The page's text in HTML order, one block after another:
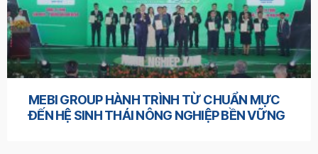
MEBI GROUP HÀNH TRÌNH TỪ CHUẨN MỰC
ĐẾN HỆ SINH THÁI NÔNG NGHIỆP BỀN VỮNG